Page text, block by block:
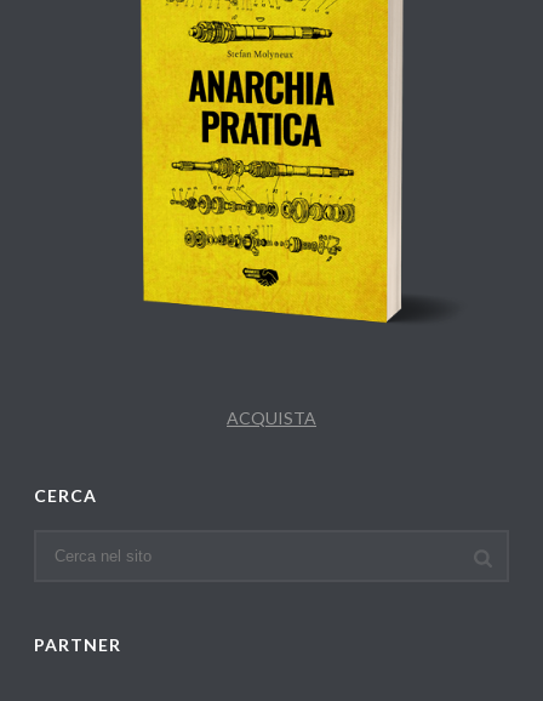
ACQUISTA
CERCA
PARTNER